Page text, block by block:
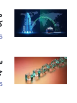
2026
سافت
چی...
2026